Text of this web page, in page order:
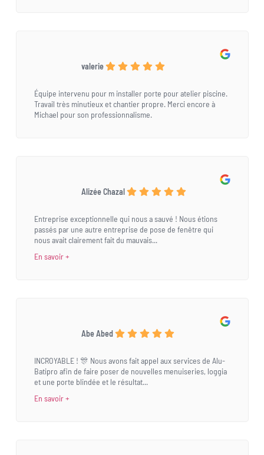
valerie
Équipe intervenu pour m installer porte pour atelier piscine.
Travail très minutieux et chantier propre. Merci encore à
Michael pour son professionnalisme.
Alizée Chazal
Entreprise exceptionnelle qui nous a sauvé ! Nous étions
passés par une autre entreprise de pose de fenêtre qui
nous avait clairement fait du mauvais...
En savoir +
Abe Abed
INCROYABLE ! 🎊 Nous avons fait appel aux services de Alu-
Batipro afin de faire poser de nouvelles menuiseries, loggia
et une porte blindée et le résultat...
En savoir +